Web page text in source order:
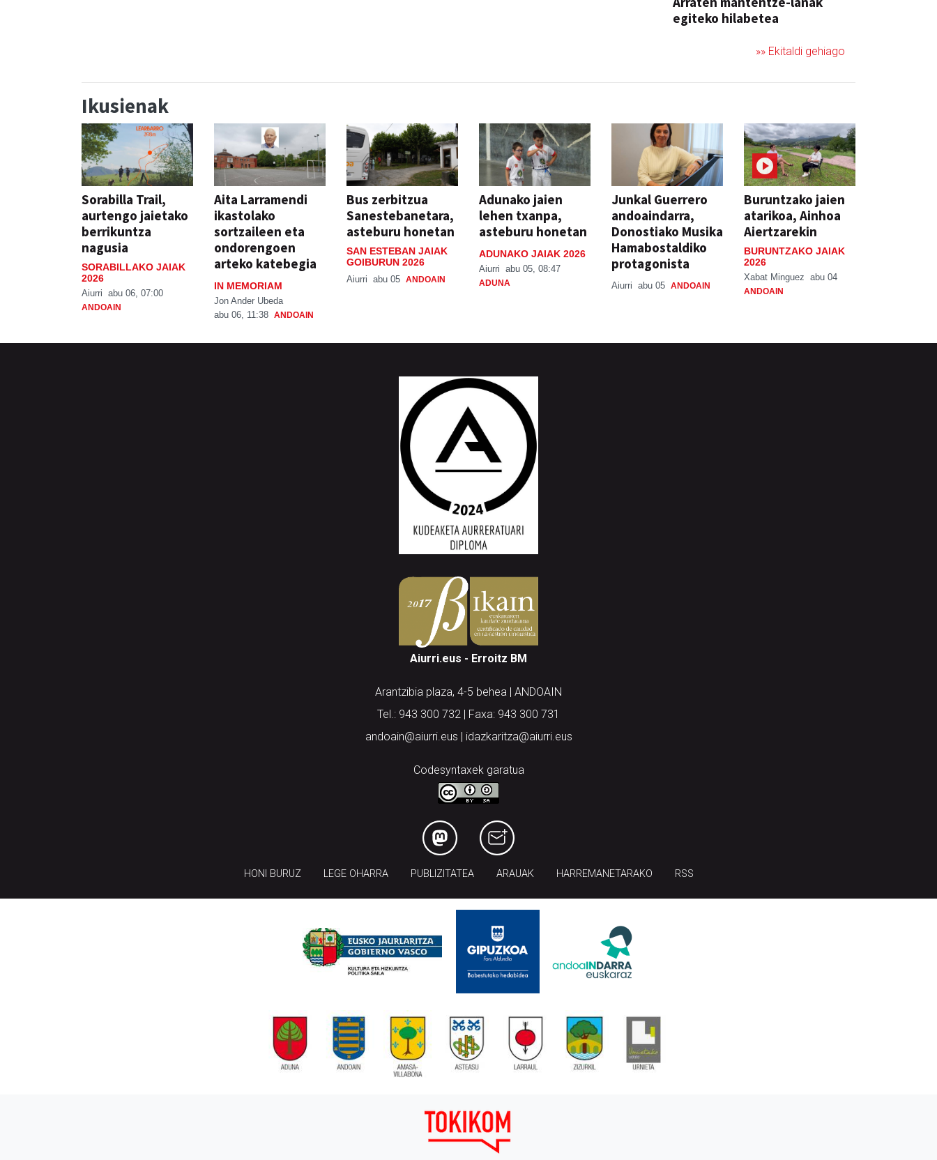
egiteko hilabetea
»» Ekitaldi gehiago
Ikusienak
Sorabilla Trail,
aurtengo jaietako
berrikuntza
nagusia
SORABILLAKO JAIAK
2026
Aiurri abu 06, 07:00
ANDOAIN
Aita Larramendi
ikastolako
sortzaileen eta
ondorengoen
arteko katebegia
IN MEMORIAM
Jon Ander Ubeda
abu 06, 11:38 ANDOAIN
Bus zerbitzua
Sanestebanetara,
asteburu honetan
SAN ESTEBAN JAIAK
GOIBURUN 2026
Aiurri abu 05 ANDOAIN
Adunako jaien
lehen txanpa,
asteburu honetan
ADUNAKO JAIAK 2026
Aiurri abu 05, 08:47
ADUNA
Junkal Guerrero
andoaindarra,
Donostiako Musika
Hamabostaldiko
protagonista
Aiurri abu 05 ANDOAIN
Buruntzako jaien
atarikoa, Ainhoa
Aiertzarekin
BURUNTZAKO JAIAK
2026
Xabat Minguez abu 04
ANDOAIN
Aiurri.eus - Erroitz BM
Arantzibia plaza, 4-5 behea | ANDOAIN
Tel.: 943 300 732 | Faxa: 943 300 731
andoain@aiurri.eus | idazkaritza@aiurri.eus
Codesyntaxek garatua
HONI BURUZ LEGE OHARRA PUBLIZITATEA ARAUAK HARREMANETARAKO RSS